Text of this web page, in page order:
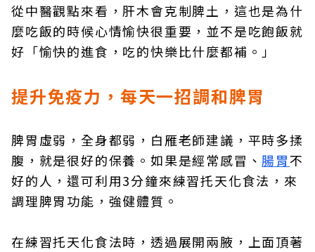
從中醫觀點來看，肝木會克制脾土，這也是為什
麼吃飯的時候心情愉快很重要，並不是吃飽飯就
好「愉快的進食，吃的快樂比什麼都補。」
提升免疫力，每天一招調和脾胃
脾胃虛弱，全身都弱，白雁老師建議，平時多揉
腹，就是很好的保養。如果是經常感冒、 腸胃不
好的人，還可利用3分鐘來練習托天化食法，來
調理脾胃功能，強健體質。
在練習托天化食法時，透過展開兩腋，上面頂著